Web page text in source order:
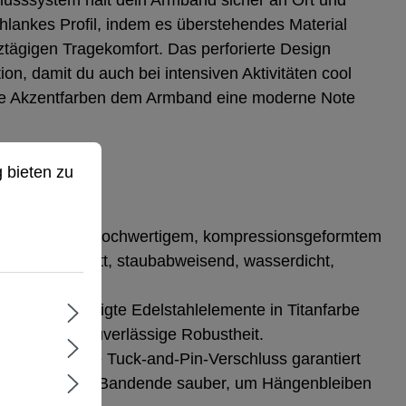
Profil, indem es überstehendes Material
Tragekomfort. Das perforierte Design
damit du auch bei intensiven Aktivitäten cool
Akzentfarben dem Armband eine moderne Note
Gefertigt aus hochwertigem, kompressionsgeformtem
Gummi). Glatt, staubabweisend, wasserdicht,
Maßgefertigte Edelstahlelemente in Titanfarbe
Look und zuverlässige Robustheit.
Der dezente Tuck‑and‑Pin‑Verschluss garantiert
verstaut das Bandende sauber, um Hängenbleiben
zu können.
bieten zu